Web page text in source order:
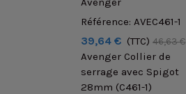
Référence: AVEC461-1
39,64 € (TTC) 46,63 €
Avenger Collier de
serrage avec Spigot
28mm (C461-1)